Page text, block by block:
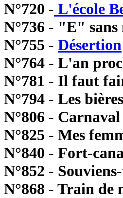
N°720 - L'école
N°736 - "E" sans
N°755 - Désertion
N°764 - L'an
N°781 - Il faut
N°794 - Les
N°806 -
N°825 - Mes
N°840 - Fort-
N°852 -
N°868 - Train